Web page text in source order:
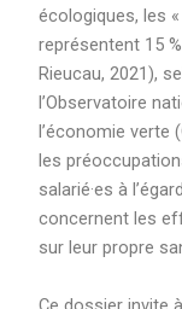
écologiques, les
représentent 15
Rieucau, 2021),
l’Observatoire
l’économie verte
les
salarié·es à
concernent les
sur leur propre